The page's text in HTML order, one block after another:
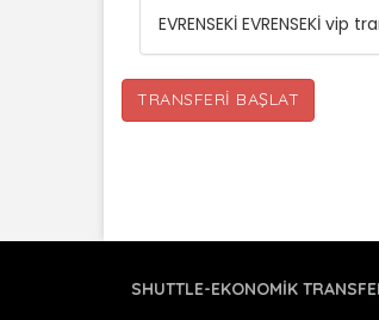
EVRENSEKİ EVRENSEKİ
TRANSFERI BAŞLAT
SHUTTLE-EKONOMIK